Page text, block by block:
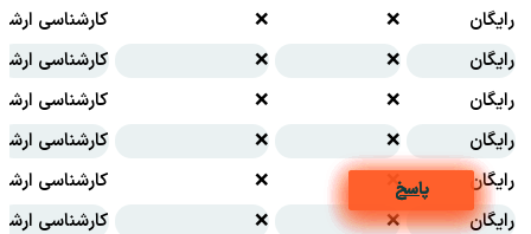
رایگان
❌
❌
کارشناسی ارشد
رایگان
❌
❌
کارشناسی ارشد
رایگان
❌
❌
کارشناسی ارشد
رایگان
❌
❌
کارشناسی ارشد
رایگان
❌
❌
کارشناسی ارشد
رایگان
❌
❌ کارشناسی ارشد
پاسخ
پاسخ
پاسخ
پاسخ
پاسخ
پاسخ
پاسخ
پاسخ
پاسخ
پاسخ